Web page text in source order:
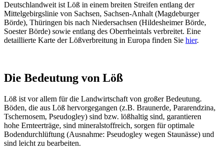
Deutschlandweit ist Löß in einem breiten Streifen entlang der
Mittelgebirgslinie von Sachsen, Sachsen-Anhalt (Magdeburger
Börde), Thüringen bis nach Niedersachsen (Hildesheimer Börde,
Soester Börde) sowie entlang des Oberrheintals verbreitet. Eine
detaillierte Karte der Lößverbreitung in Europa finden Sie hier.
Die Bedeutung von Löß
Löß ist vor allem für die Landwirtschaft von großer Bedeutung.
Böden, die aus Löß hervorgegangen (z.B. Braunerde, Pararendzina,
Tschernosem, Pseudogley) sind bzw. lößhaltig sind, garantieren
hohe Ernteerträge, sind mineralstoffreich, sorgen für optimale
Bodendurchlüftung (Ausnahme: Pseudogley wegen Staunässe) und
sind leicht zu bearbeiten.